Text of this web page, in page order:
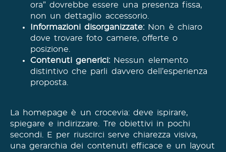
ora” dovrebbe essere una presenza fissa,
non un dettaglio accessorio.
Informazioni disorganizzate:Non è chiaro
dove trovare foto camere, offerte o
posizione.
Contenuti generici:Nessun elemento
distintivo che parli davvero dell’esperienza
proposta.
La homepage è un crocevia: deve ispirare,
spiegare e indirizzare. Tre obiettivi in pochi
secondi. E per riuscirci serve chiarezza visiva,
una gerarchia dei contenuti efficace e un layout